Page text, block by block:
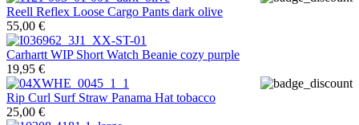
Reell Reflex Loose Cargo Pants dark olive
55,00 €
Carhartt WIPShort Watch Beanie cozy purple
19,95 €
Rip Curl Surf Straw Panama Hat tobacco
25,00 €